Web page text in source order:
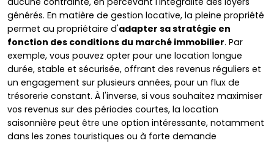
générés. En matière de gestion locative, la pleine propriété
permet au propriétaire d'adapter sa stratégie en
fonction des conditions du marché immobilier. Par
exemple, vous pouvez opter pour une location longue
durée, stable et sécurisée, offrant des revenus réguliers et
un engagement sur plusieurs années, pour un flux de
trésorerie constant. À l'inverse, si vous souhaitez maximiser
vos revenus sur des périodes courtes, la location
saisonnière peut être une option intéressante, notamment
dans les zones touristiques ou à forte demande